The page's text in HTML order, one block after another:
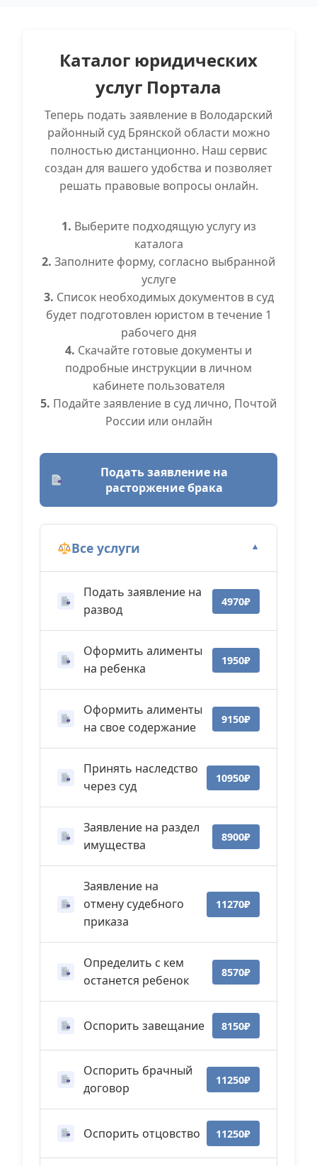
Каталог юридических
услуг Портала
Теперь подать заявление в Володарский
районный суд Брянской области можно
полностью дистанционно. Наш сервис
создан для вашего удобства и позволяет
решать правовые вопросы онлайн.
1. Выберите подходящую услугу из
каталога
2. Заполните форму, согласно выбранной
услуге
3. Список необходимых документов в суд
будет подготовлен юристом в течение 1
рабочего дня
4. Скачайте готовые документы и
подробные инструкции в личном
кабинете пользователя
5. Подайте заявление в суд лично, Почтой
России или онлайн
Подать заявление на
расторжение брака
Все услуги ▼
Подать заявление на
развод
4970₽
Оформить алименты
на ребенка
1950₽
Оформить алименты
на свое содержание
9150₽
Принять наследство
через суд
10950₽
Заявление на раздел
имущества
8900₽
Заявление на
отмену судебного
приказа
11270₽
Определить с кем
останется ребенок
8570₽
Оспорить завещание 8150₽
Оспорить брачный
договор
11250₽
Оспорить отцовство 11250₽